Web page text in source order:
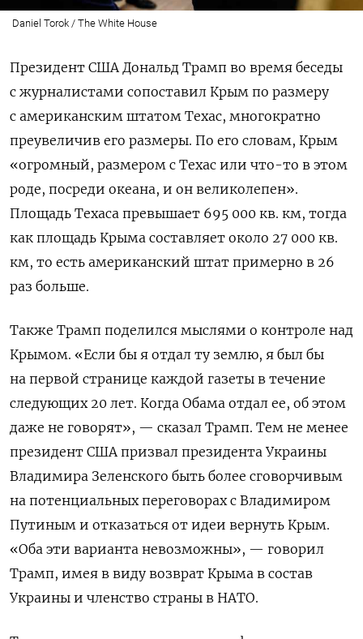
Daniel Torok / The White House
Президент США Дональд Трамп во время беседы
с журналистами сопоставил Крым по размеру
с американским штатом Техас, многократно
преувеличив его размеры. По его словам, Крым
«огромный, размером с Техас или что-то в этом
роде, посреди океана, и он великолепен».
Площадь Техаса превышает 695 000 кв. км, тогда
как площадь Крыма составляет около 27 000 кв.
км, то есть американский штат примерно в 26
раз больше.
Также Трамп поделился мыслями о контроле над
Крымом. «Если бы я отдал ту землю, я был бы
на первой странице каждой газеты в течение
следующих 20 лет. Когда Обама отдал ее, об этом
даже не говорят», — сказал Трамп. Тем не менее
президент США призвал президента Украины
Владимира Зеленского быть более сговорчивым
на потенциальных переговорах с Владимиром
Путиным и отказаться от идеи вернуть Крым.
«Оба эти варианта невозможны», — говорил
Трамп, имея в виду возврат Крыма в состав
Украины и членство страны в НАТО.